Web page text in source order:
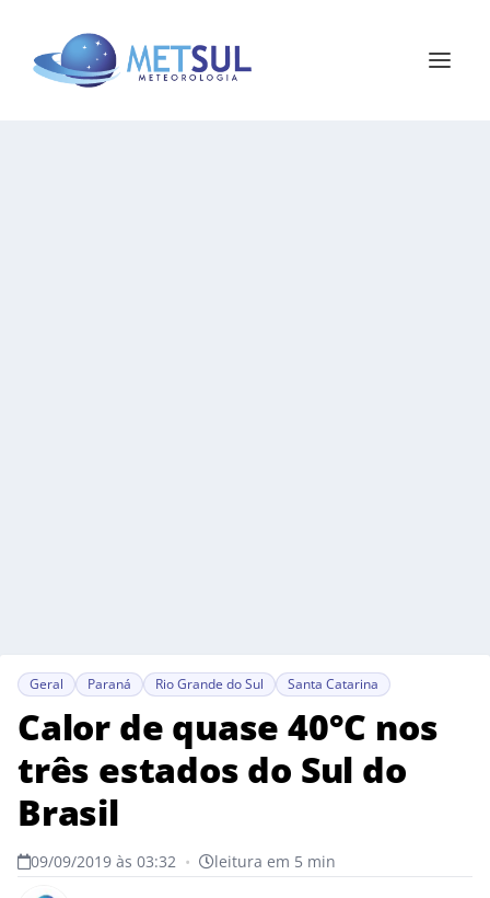
Geral Paraná Rio Grande do Sul Santa Catarina
Calor de quase 40°C nos
três estados do Sul do
Brasil
09/09/2019 às 03:32 • leitura em 5 min